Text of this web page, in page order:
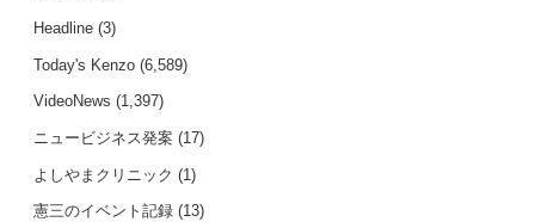
Headline (3)
Today's Kenzo (6,589)
VideoNews (1,397)
ニュービジネス発案 (17)
よしやまクリニック (1)
憲三のイベント記録 (13)